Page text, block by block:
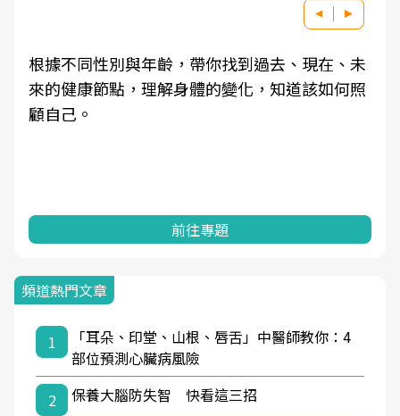
根據不同性別與年齡，帶你找到過去、現在、未
來的健康節點，理解身體的變化，知道該如何照
顧自己。
前往專題
頻道熱門文章
1
「耳朵、印堂、山根、唇舌」中醫師教你：4
部位預測心臟病風險
2
保養大腦防失智 快看這三招